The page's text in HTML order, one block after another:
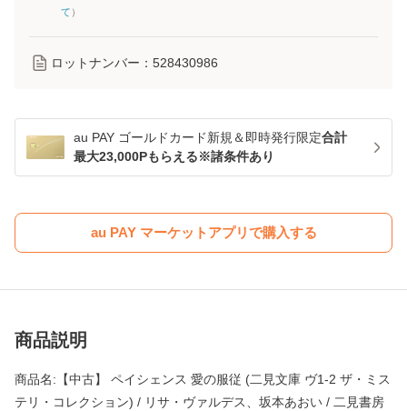
て ）
ロットナンバー： 528430986
au PAY ゴールドカード新規＆即時発行限定合計
最大23,000Pもらえる※諸条件あり
au PAY マーケットアプリで購入する
商品説明
商品名:【中古】 ペイシェンス 愛の服従 (二見文庫 ヴ1-2 ザ・ミス
テリ・コレクション) / リサ・ヴァルデス、坂本あおい / 二見書房